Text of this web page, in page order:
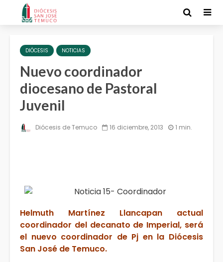
DIÓCESIS NOTICIAS
Nuevo coordinador
diocesano de Pastoral
Juvenil
Diócesis de Temuco 16 diciembre, 2013 1 min.
Helmuth Martínez Llancapan actual
coordinador del decanato de Imperial, será
el nuevo coordinador de Pj en la Diócesis
San José de Temuco.